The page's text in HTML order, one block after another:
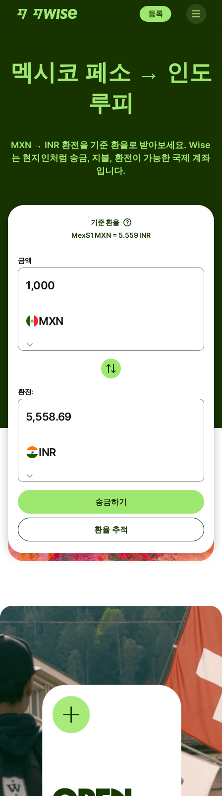
등록
멕시코 페소 → 인도
루피
MXN → INR 환전을 기준 환율로 받아보세요. Wise
는 현지인처럼 송금, 지불, 환전이 가능한 국제 계좌
입니다.
기준 환율
Mex$1 MXN = 5.559 INR
금액
MXN
환전:
INR
송금하기
환율 추적